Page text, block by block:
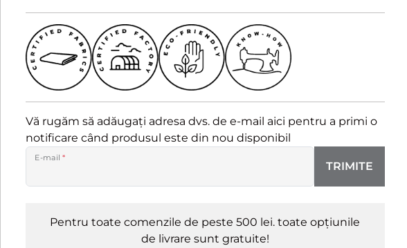
Vă rugăm să adăugați adresa dvs. de e-mail aici pentru a primi o
notificare când produsul este din nou disponibil
E-mail *
TRIMITE
Pentru toate comenzile de peste 500 lei. toate opțiunile
de livrare sunt gratuite!